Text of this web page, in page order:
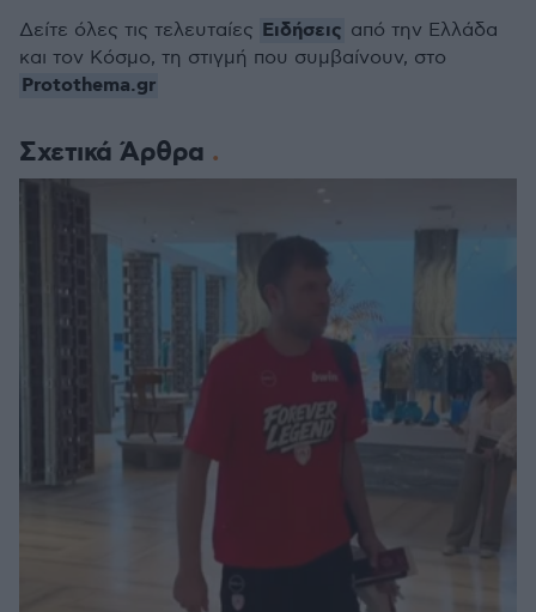
Σχετικά Άρθρα
Δείτε όλες τις τελευταίες Ειδήσεις από την Ελλάδα
και τον Κόσμο, τη στιγμή που συμβαίνουν, στο
Protothema.gr